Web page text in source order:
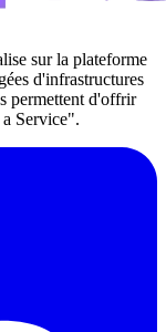
sur la plateforme
d'infrastructures
permettent d'offrir
Service".